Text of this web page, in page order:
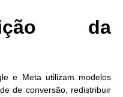
da
e Meta utilizam modelos
de conversão, redistribuir